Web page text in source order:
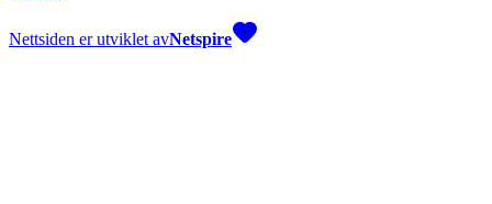
Nettsiden er utviklet avNetspire